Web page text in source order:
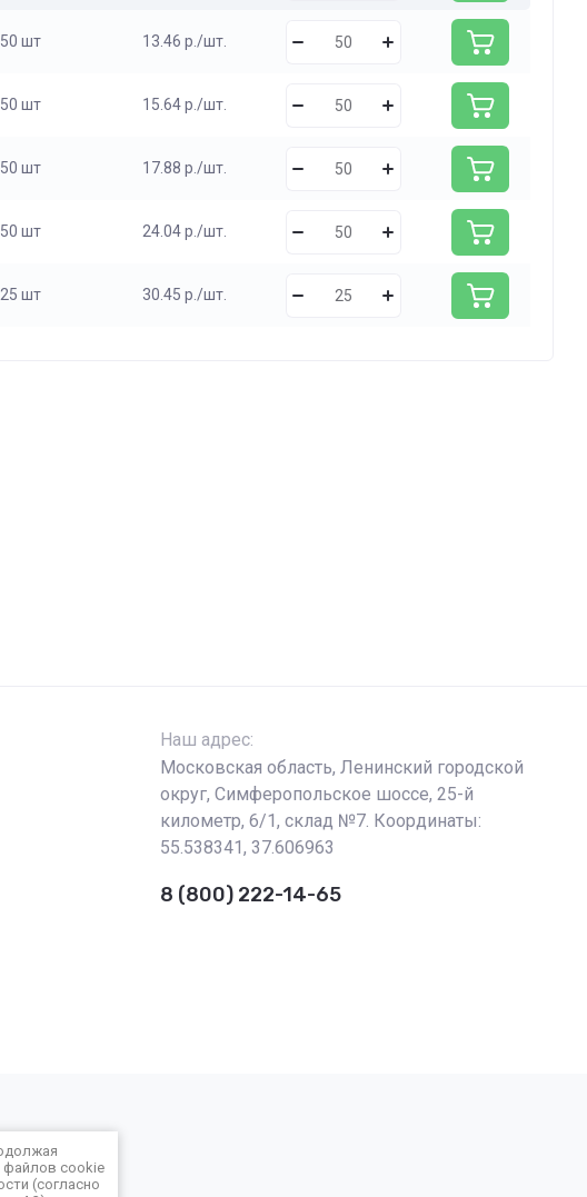
50 шт 13.46 р./шт.
50 шт 15.64 р./шт.
50 шт 17.88 р./шт.
50 шт 24.04 р./шт.
25 шт 30.45 р./шт.
Наш адрес:
Московская область, Ленинский городской
округ, Симферопольское шоссе, 25-й
километр, 6/1, склад №7. Координаты:
55.538341, 37.606963
8 (800) 222-14-65
файлов cookie
(согласно